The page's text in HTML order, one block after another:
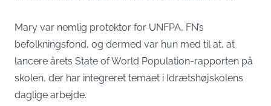
Mary var nemlig protektor for UNFPA, FN’s
befolkningsfond, og dermed var hun med til at, at
lancere årets State of World Population-rapporten på
skolen, der har integreret temaet i Idrætshøjskolens
daglige arbejde.